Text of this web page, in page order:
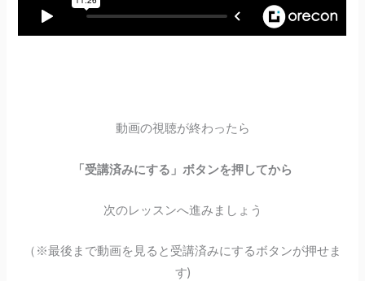
動画の視聴が終わったら
「受講済みにする」ボタンを押してから
次のレッスンへ進みましょう
（※最後まで動画を見ると受講済みにするボタンが押せま
す)